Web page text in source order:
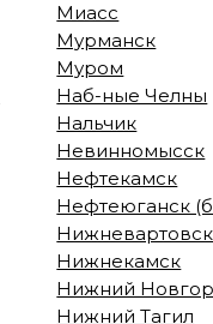
Миасс
Мурманск
Муром
Наб-ные Челны
Нальчик
Невинномысск
Нефтекамск
Нефтеюганск
Нижнекамск
Нижний
Нижний Тагил